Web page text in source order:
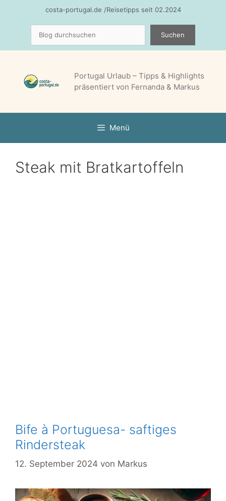
costa-portugal.de /Reisetipps seit 02.2024
Suchen
Portugal Urlaub – Tipps & Highlights
präsentiert von Fernanda & Markus
Menü
Steak mit Bratkartoffeln
Bife à Portuguesa- saftiges
Rindersteak
12. September 2024 von Markus